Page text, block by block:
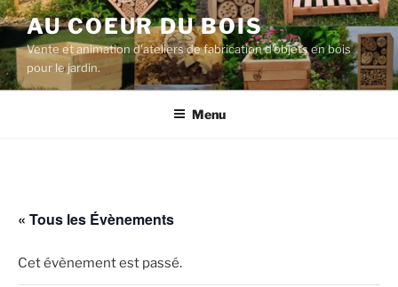
Aller
au
contenu
principal
AU COEUR DU BOIS
Vente et animation d'ateliers de fabrication d'objets en bois
pour le jardin.
Menu
« Tous les Évènements
Cet évènement est passé.